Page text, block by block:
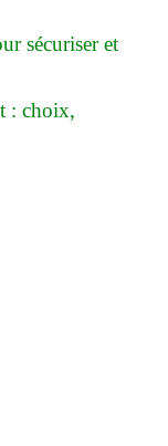
sécuriser et
: choix,